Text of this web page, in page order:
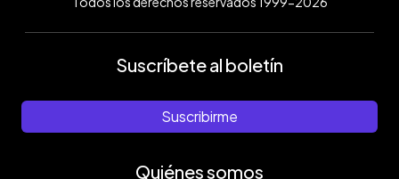
Suscríbete al boletín
Suscribirme
Quiénes somos